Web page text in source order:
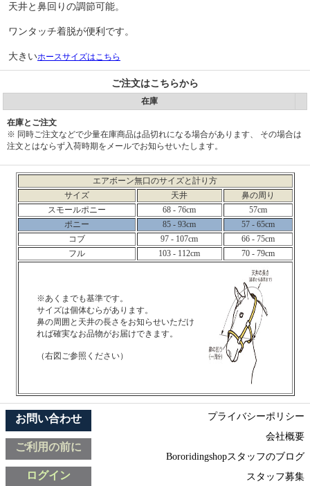
天井と鼻回りの調節可能。
ワンタッチ着脱が便利です。
大きいホースサイズはこちら
ご注文はこちらから
在庫
在庫とご注文
※ 同時ご注文などで少量在庫商品は品切れになる場合があります、 その場合は
注文とはならず入荷時期をメールでお知らせいたします。
エアボーン無口のサイズと計り方
サイズ
天井
鼻の周り
スモールポニー
68 - 76cm
57cm
ポニー
85 - 93cm
57 - 65cm
コブ
97 - 107cm
66 - 75cm
フル
103 - 112cm 70 - 79cm
※あくまでも基準です。
サイズは個体むらがあります。
鼻の周囲と天井の長さをお知らせいただけ
れば確実なお品物がお届けできます。
（右図ご参照ください）
お問い合わせ
ご利用の前に
ログイン
プライバシーポリシー
会社概要
Bororidingshopスタッフのブログ
スタッフ募集